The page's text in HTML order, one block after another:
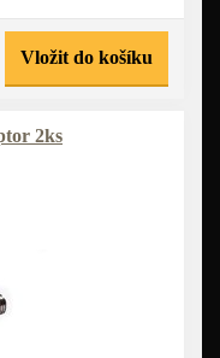
Vložit do košíku
2ks